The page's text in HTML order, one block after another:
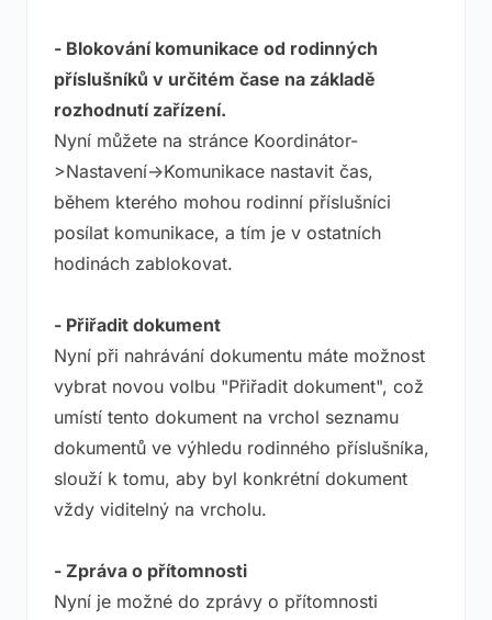
- Blokování komunikace od rodinných
příslušníků v určitém čase na základě
rozhodnutí zařízení.
Nyní můžete na stránce Koordinátor-
>Nastavení->Komunikace nastavit čas,
během kterého mohou rodinní příslušníci
posílat komunikace, a tím je v ostatních
hodinách zablokovat.
- Přiřadit dokument
Nyní při nahrávání dokumentu máte možnost
vybrat novou volbu "Přiřadit dokument", což
umístí tento dokument na vrchol seznamu
dokumentů ve výhledu rodinného příslušníka,
slouží k tomu, aby byl konkrétní dokument
vždy viditelný na vrcholu.
- Zpráva o přítomnosti
Nyní je možné do zprávy o přítomnosti